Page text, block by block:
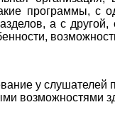
программы, с
а с
у слушателей
возможностями